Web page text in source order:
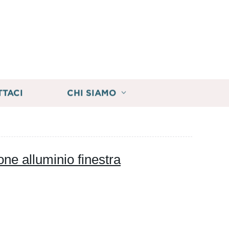
CHI SIAMO
alluminio finestra